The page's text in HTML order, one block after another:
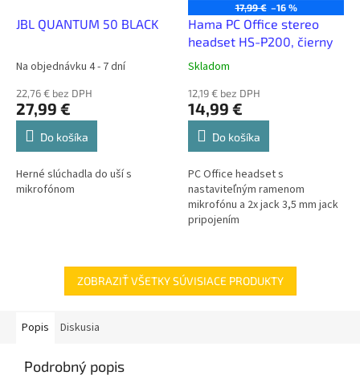
JBL QUANTUM 50 BLACK
Na objednávku 4 - 7 dní
22,76 € bez DPH
27,99 €
Do košíka
Herné slúchadla do uší s
mikrofónom
17,99 € –16 %
Hama PC Office stereo
headset HS-P200, čierny
Skladom
12,19 € bez DPH
14,99 €
Do košíka
PC Office headset s
nastaviteľným ramenom
mikrofónu a 2x jack 3,5 mm jack
pripojením
ZOBRAZIŤ VŠETKY SÚVISIACE PRODUKTY
Popis Diskusia
Podrobný popis